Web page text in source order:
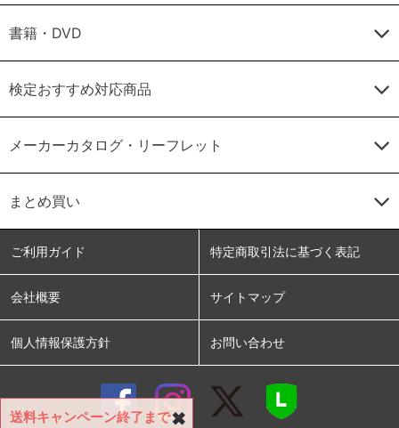
書籍・DVD
検定おすすめ対応商品
メーカーカタログ・リーフレット
まとめ買い
ご利用ガイド 特定商取引法に基づく表記
会社概要 サイトマップ
個人情報保護方針 お問い合わせ
✖
送料キャンペーン終了まで